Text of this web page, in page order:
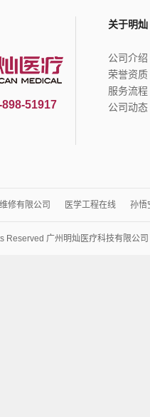
51917
关于明灿
公司介绍
荣誉资质
服务流程
公司动态
修有限公司 医学工程在线 孙悟
Reserved 广州明灿医疗科技有限公司